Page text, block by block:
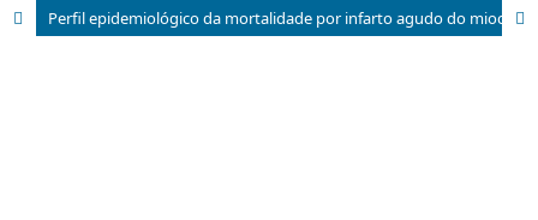
Perfil epidemiológico da mortalidade por infarto agudo do miocárdio no brasil, entre 2016 e 2022, e suas repercussões em relação à pandemia da covid-19